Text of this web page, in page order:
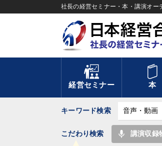
社長の経営セミナー・本・講演オー
経営セミナー 本
キーワード検索
こだわり検索 mic 講演収録